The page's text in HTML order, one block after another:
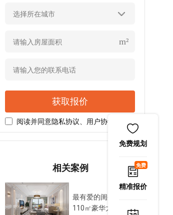
好的时候可以半躺着在这里看书。
选择所在城市
m²
获取报价
阅读并同意隐私协议 用户协议
相关案例
最有爱的闺蜜房，
110㎡豪华大一居让
免费规划
免费
精准报价